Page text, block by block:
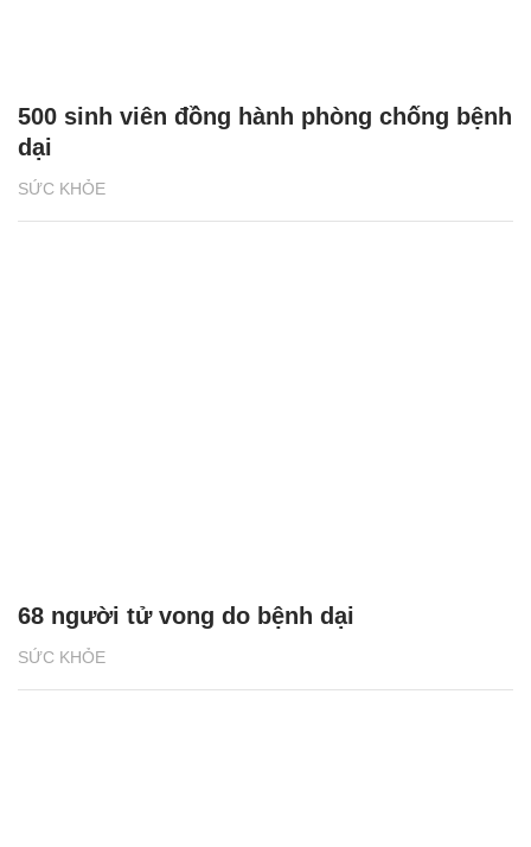
SỨC KHỎE
500 sinh viên đồng hành phòng chống bệnh
dại
SỨC KHỎE
68 người tử vong do bệnh dại